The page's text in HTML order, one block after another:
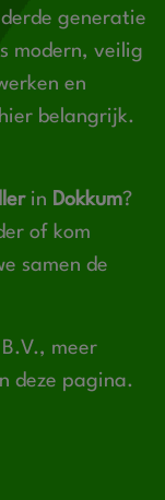
generatie
modern, veilig
en
belangrijk.
in Dokkum?
of kom
samen de
meer
deze pagina.